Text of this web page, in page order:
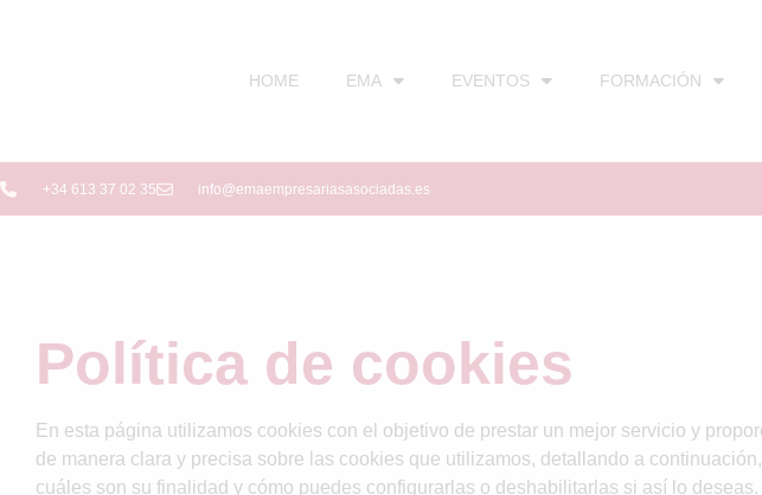
HOME EMA EVENTOS FORMACIÓN
+34 613 37 02 35 info@emaempresariasasociadas.es
Política de cookies
En esta página utilizamos cookies con el objetivo de prestar un mejor servicio y
de manera clara y precisa sobre las cookies que utilizamos, detallando a
cuáles son su finalidad y cómo puedes configurarlas o deshabilitarlas si así lo deseas.